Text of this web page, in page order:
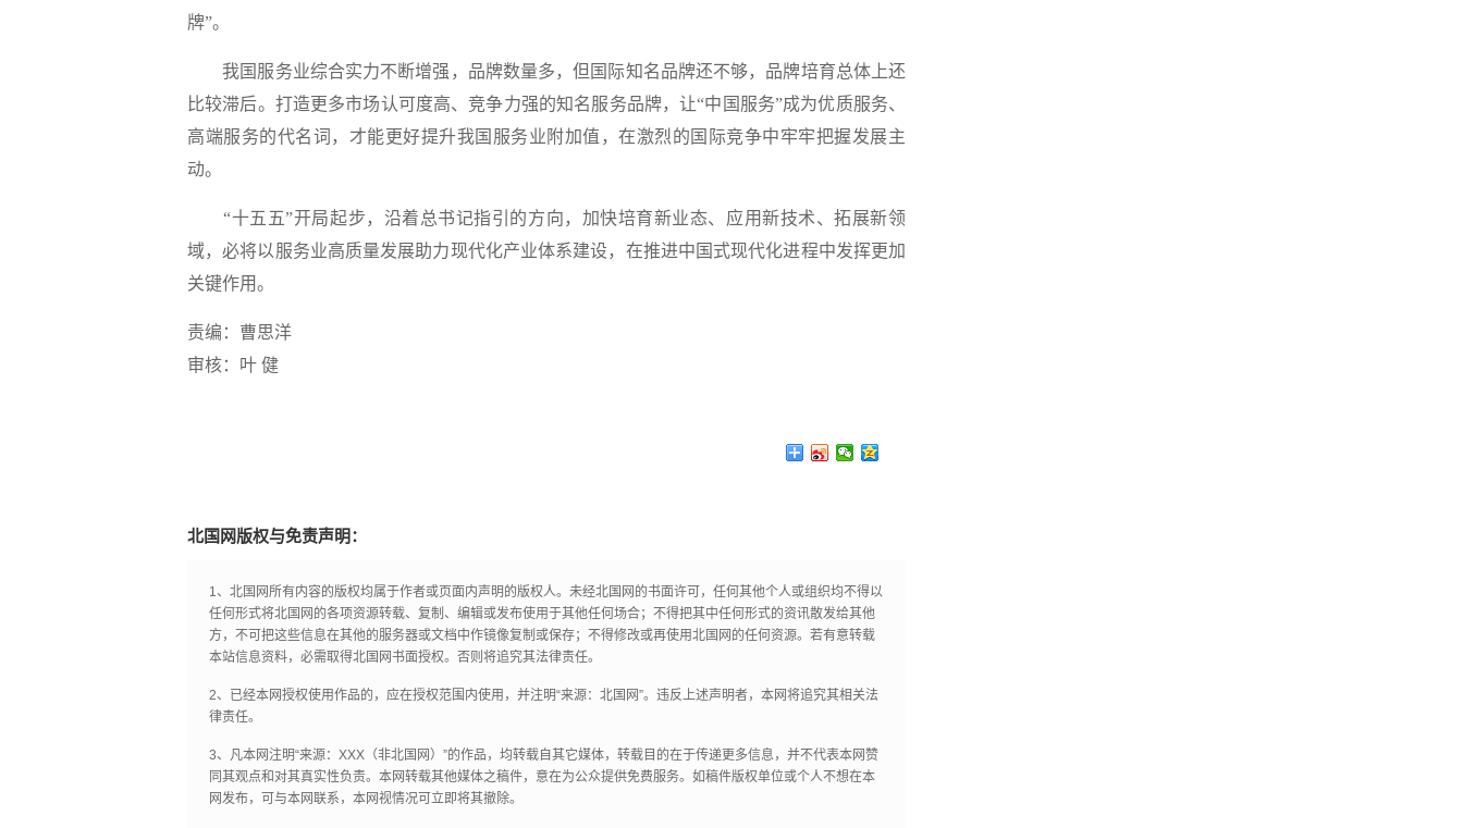
牌”。
我国服务业综合实力不断增强，品牌数量多，但国际知名品牌还不够，品牌培育总体上还
比较滞后。打造更多市场认可度高、竞争力强的知名服务品牌，让“中国服务”成为优质服务、
高端服务的代名词，才能更好提升我国服务业附加值，在激烈的国际竞争中牢牢把握发展主
动。
“十五五”开局起步，沿着总书记指引的方向，加快培育新业态、应用新技术、拓展新领
域，必将以服务业高质量发展助力现代化产业体系建设，在推进中国式现代化进程中发挥更加
关键作用。
责编：曹思洋
审核：叶 健
北国网版权与免责声明：
1、北国网所有内容的版权均属于作者或页面内声明的版权人。未经北国网的书面许可，任何其他个人或组织均不得以
任何形式将北国网的各项资源转载、复制、编辑或发布使用于其他任何场合；不得把其中任何形式的资讯散发给其他
方，不可把这些信息在其他的服务器或文档中作镜像复制或保存；不得修改或再使用北国网的任何资源。若有意转载
本站信息资料，必需取得北国网书面授权。否则将追究其法律责任。
2、已经本网授权使用作品的，应在授权范围内使用，并注明“来源：北国网”。违反上述声明者，本网将追究其相关法
律责任。
3、凡本网注明“来源：XXX（非北国网）”的作品，均转载自其它媒体，转载目的在于传递更多信息，并不代表本网赞
同其观点和对其真实性负责。本网转载其他媒体之稿件，意在为公众提供免费服务。如稿件版权单位或个人不想在本
网发布，可与本网联系，本网视情况可立即将其撤除。